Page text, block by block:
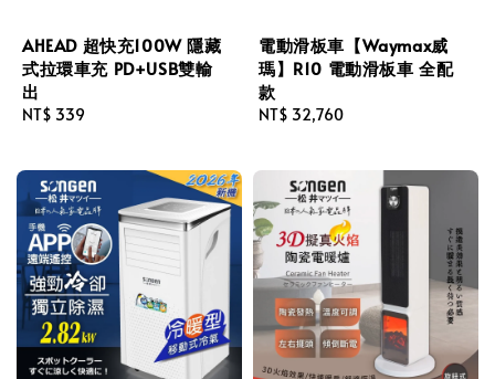
AHEAD 超快充100W 隱藏
式拉環車充 PD+USB雙輸
出
Regular
NT$ 339
電動滑板車【Waymax威
瑪】R10 電動滑板車 全配
款
Regular
NT$ 32,760